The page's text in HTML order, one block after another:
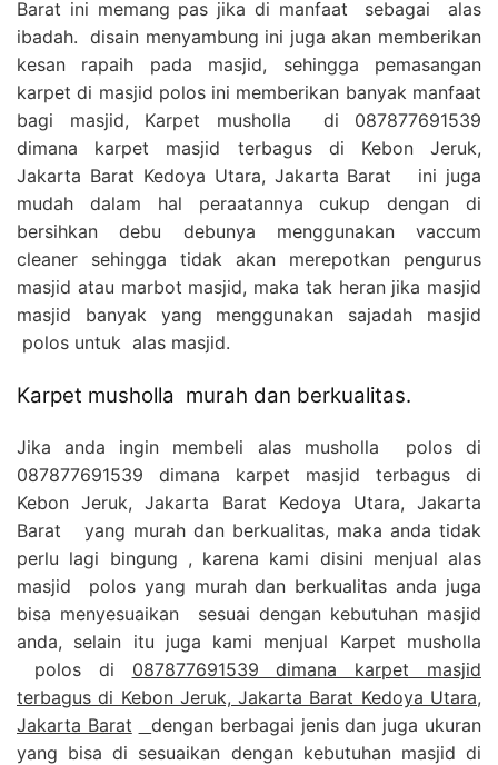
Barat ini memang pas jika di manfaat sebagai alas
ibadah. disain menyambung ini juga akan memberikan
kesan rapaih pada masjid, sehingga pemasangan
karpet di masjid polos ini memberikan banyak manfaat
bagi masjid, Karpet musholla di 087877691539
dimana karpet masjid terbagus di Kebon Jeruk,
Jakarta Barat Kedoya Utara, Jakarta Barat ini juga
mudah dalam hal peraatannya cukup dengan di
bersihkan debu debunya menggunakan vaccum
cleaner sehingga tidak akan merepotkan pengurus
masjid atau marbot masjid, maka tak heran jika masjid
masjid banyak yang menggunakan sajadah masjid
polos untuk alas masjid.
Karpet musholla murah dan berkualitas.
Jika anda ingin membeli alas musholla polos di
087877691539 dimana karpet masjid terbagus di
Kebon Jeruk, Jakarta Barat Kedoya Utara, Jakarta
Barat yang murah dan berkualitas, maka anda tidak
perlu lagi bingung , karena kami disini menjual alas
masjid polos yang murah dan berkualitas anda juga
bisa menyesuaikan sesuai dengan kebutuhan masjid
anda, selain itu juga kami menjual Karpet musholla
polos di 087877691539 dimana karpet masjid
terbagus di Kebon Jeruk, Jakarta Barat Kedoya Utara,
Jakarta Barat
dengan berbagai jenis dan juga ukuran
yang bisa di sesuaikan dengan kebutuhan masjid di